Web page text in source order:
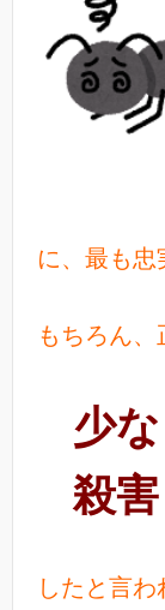
に、最も忠
もちろん、
少
殺害
したと言